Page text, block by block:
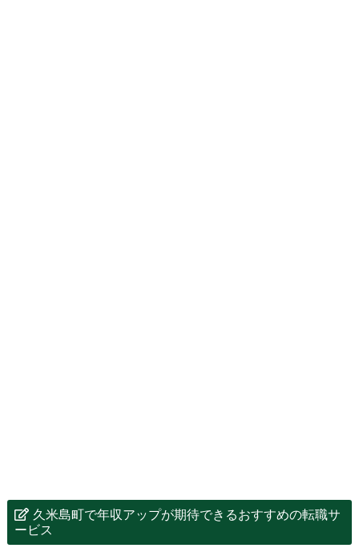
久米島町で年収アップが期待できるおすすめの転職サ
ービス